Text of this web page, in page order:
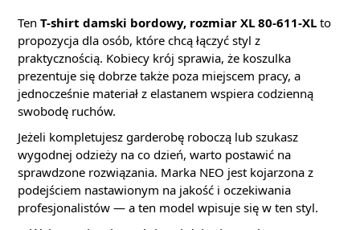
Ten T-shirt damski bordowy, rozmiar XL 80-611-XL to
propozycja dla osób, które chcą łączyć styl z
praktycznością. Kobiecy krój sprawia, że koszulka
prezentuje się dobrze także poza miejscem pracy, a
jednocześnie materiał z elastanem wspiera codzienną
swobodę ruchów.
Jeżeli kompletujesz garderobę roboczą lub szukasz
wygodnej odzieży na co dzień, warto postawić na
sprawdzone rozwiązania. Marka NEO jest kojarzona z
podejściem nastawionym na jakość i oczekiwania
profesjonalistów — a ten model wpisuje się w ten styl.